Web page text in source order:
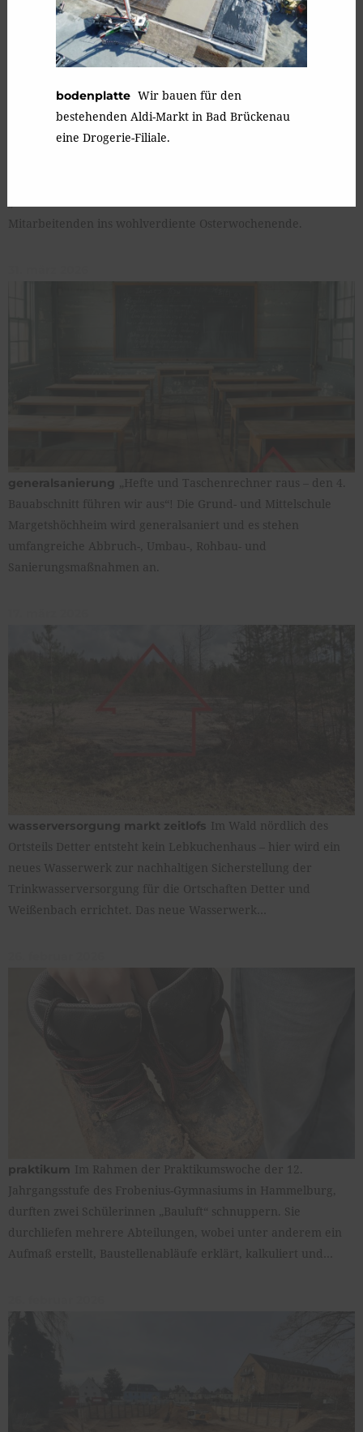
Mitarbeitenden ins wohlverdiente Osterwochenende.
generalsanierung
„Hefte und Taschenrechner raus – den 4.
Bauabschnitt führen wir aus“! Die Grund- und Mittelschule
Margetshöchheim wird generalsaniert und es stehen
umfangreiche Abbruch-, Umbau-, Rohbau- und
Sanierungsmaßnahmen an.
wasserversorgung markt zeitlofs Im Wald nördlich des
Ortsteils Detter entsteht kein Lebkuchenhaus – hier wird ein
neues Wasserwerk zur nachhaltigen Sicherstellung der
Trinkwasserversorgung für die Ortschaften Detter und
Weißenbach errichtet. Das neue Wasserwerk…
praktikum Im Rahmen der Praktikumswoche der 12.
Jahrgangsstufe des Frobenius-Gymnasiums in Hammelburg,
durften zwei Schülerinnen „Bauluft“ schnuppern. Sie
durchliefen mehrere Abteilungen, wobei unter anderem ein
Aufmaß erstellt, Baustellenabläufe erklärt, kalkuliert und…
bodenplatte Wir bauen für den
bestehenden Aldi-Markt in Bad Brückenau
eine Drogerie-Filiale.